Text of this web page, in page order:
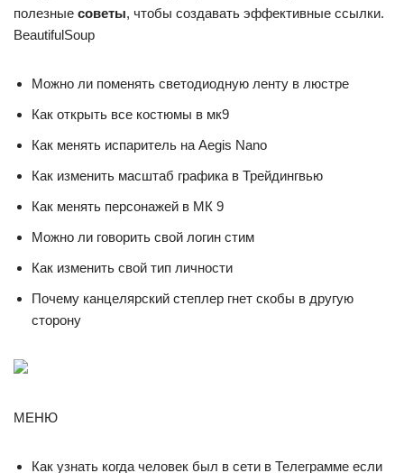
полезные советы, чтобы создавать эффективные ссылки.
BeautifulSoup
Можно ли поменять светодиодную ленту в люстре
Как открыть все костюмы в мк9
Как менять испаритель на Aegis Nano
Как изменить масштаб графика в Трейдингвью
Как менять персонажей в МК 9
Можно ли говорить свой логин стим
Как изменить свой тип личности
Почему канцелярский степлер гнет скобы в другую
сторону
МЕНЮ
Как узнать когда человек был в сети в Телеграмме если